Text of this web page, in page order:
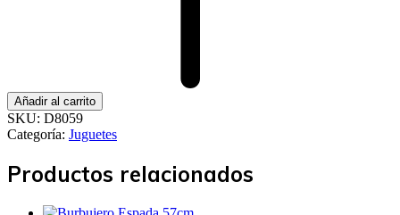
Añadir al carrito
SKU: D8059
Categoría: Juguetes
Productos relacionados